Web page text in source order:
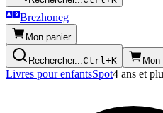
Brezhoneg
Mon panier
Rechercher...Ctrl+K Mon
Livres pour enfantsSpot4 ans et